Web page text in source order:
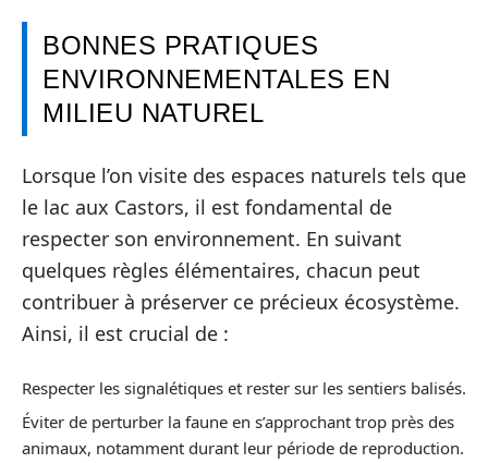
BONNES PRATIQUES
ENVIRONNEMENTALES EN
MILIEU NATUREL
Lorsque l’on visite des espaces naturels tels que
le lac aux Castors, il est fondamental de
respecter son environnement. En suivant
quelques règles élémentaires, chacun peut
contribuer à préserver ce précieux écosystème.
Ainsi, il est crucial de :
Respecter les signalétiques et rester sur les sentiers balisés.
Éviter de perturber la faune en s’approchant trop près des
animaux, notamment durant leur période de reproduction.